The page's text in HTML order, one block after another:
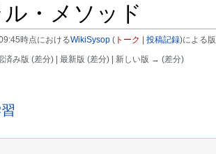
・メソッド
時点におけるWikiSysop (トーク | 投稿記録)による版
み版 (差分) | 最新版 (差分) | 新しい版 → (差分)